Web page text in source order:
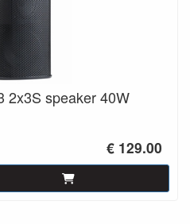
2x3S speaker 40W
€ 129.00